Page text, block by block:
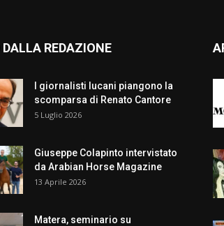
DALLA REDAZIONE
I giornalisti lucani piangono la
scomparsa di Renato Cantore
5 Luglio 2026
Giuseppe Colapinto intervistato
da Arabian Horse Magazine
13 Aprile 2026
Matera, seminario su